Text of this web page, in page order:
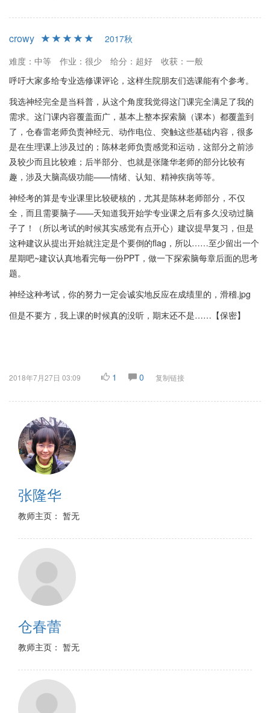
crowy
2017秋
难度：中等
作业：很少 给分：超好
收获：一般
呼吁大家多给专业选修课评论，这样生院朋友们选课能有个参考。
我选神经完全是当科普，从这个角度我觉得这门课完全满足了我的
需求。这门课内容覆盖面广，基本上整本探索脑（课本）都覆盖到
了，仓春雷老师负责神经元、动作电位、突触这些基础内容，很多
是在生理课上涉及过的；陈林老师负责感觉和运动，这部分之前涉
及较少而且比较难；后半部分、也就是张隆华老师的部分比较有
趣，涉及大脑高级功能——情绪、认知、精神疾病等等。
神经考的算是专业课里比较硬核的，尤其是陈林老师部分，不仅
全，而且需要脑子——天知道我开始学专业课之后有多久没动过脑
子了！（所以考试的时候其实感觉有点开心）建议提早复习，但是
这种建议从提出开始就注定是个要倒的flag，所以……至少留出一个
星期吧~建议认真地看完每一份PPT，做一下探索脑每章后面的思考
题。
神经这种考试，你的努力一定会诚实地反应在成绩里的，滑稽.jpg
但是不要方，我上课的时候真的没听，期末还不是……【保密】
2018年7月27日 03:09 1 0 复制链接
张隆华
教师主页： 暂无
仓春蕾
教师主页： 暂无